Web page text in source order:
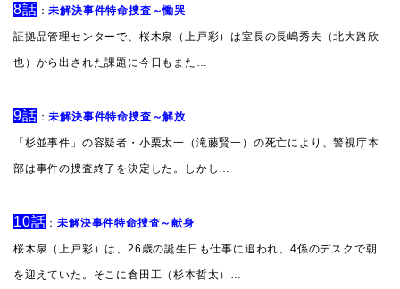
8話 ：未解決事件特命捜査～慟哭
証拠品管理センターで、桜木泉（上戸彩）は室長の長嶋秀夫（北大路欣
也）から出された課題に今日もまた…
9話 ：未解決事件特命捜査～解放
「杉並事件」の容疑者・小栗太一（滝藤賢一）の死亡により、警視庁本
部は事件の捜査終了を決定した。しかし…
10話 ：未解決事件特命捜査～献身
桜木泉（上戸彩）は、26歳の誕生日も仕事に追われ、4係のデスクで朝
を迎えていた。そこに倉田工（杉本哲太）…